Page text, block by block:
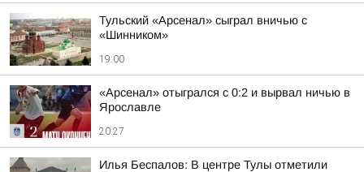
Тульский «Арсенал» сыграл вничью с
«Шинником»
19:00
«Арсенал» отыгрался с 0:2 и вырвал ничью в
Ярославле
20:27
Илья Беспалов: В центре Тулы отметили